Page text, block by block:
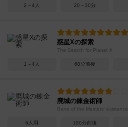
2～4人 20～30分
惑星Xの探索
The Search for Planet X
1～4人 60分前後
廃城の錬金術師
Bane of the Masters' existance
6人用 180分前後